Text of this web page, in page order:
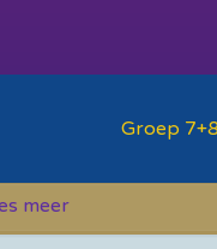
Groep 7+8
meer